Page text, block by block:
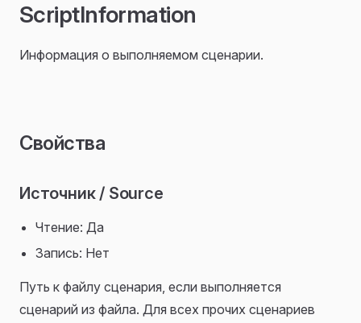
ScriptInformation
Информация о выполняемом сценарии.
Свойства
Источник / Source
Чтение: Да
Запись: Нет
Путь к файлу сценария, если выполняется
сценарий из файла. Для всех прочих сценариев